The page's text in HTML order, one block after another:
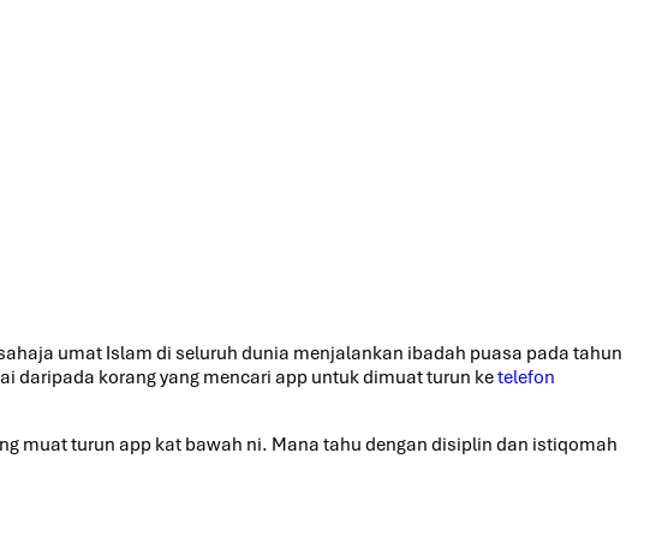
umat Islam di seluruh dunia menjalankan ibadah puasa pada tahun
daripada korang yang mencari app untuk dimuat turun ketelefon
muat turun app kat bawah ni. Mana tahu dengan disiplin dan istiqomah